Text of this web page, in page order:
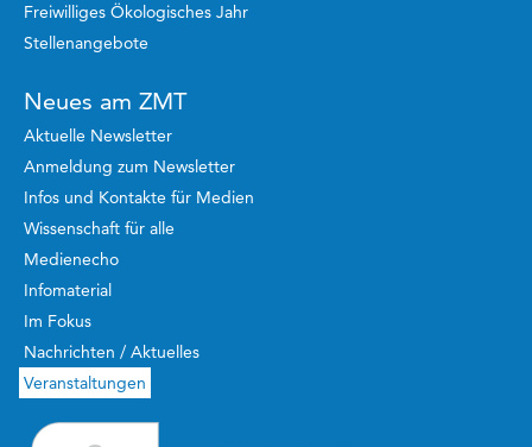
Freiwilliges Ökologisches Jahr
Stellenangebote
Neues am ZMT
Aktuelle Newsletter
Anmeldung zum Newsletter
Infos und Kontakte für Medien
Wissenschaft für alle
Medienecho
Infomaterial
Im Fokus
Nachrichten / Aktuelles
Veranstaltungen